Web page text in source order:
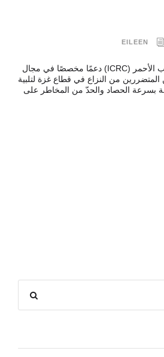
EILEEN
تقدم اللجنة الدولية للصليب الأحمر (ICRC) دعمًا مخصصًا في مجال
المتضررين من النزاع في قطاع غزة لتلبية
بسرعة الحصاد والحدّ من المخاطر على